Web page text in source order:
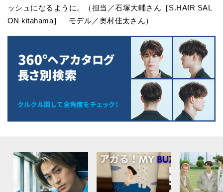
ッシュになるように。（担当／石塚大輔さん［S.HAIR SAL
ON kitahama］ モデル／奥村佳太さん）